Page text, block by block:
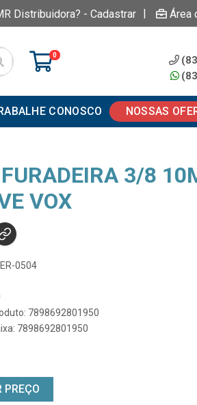
Distribuidora? - Cadastrar | Área
0
CONOSCO NOSSAS
3/8
VOX
0504
7898692801950
7898692801950
PREÇO